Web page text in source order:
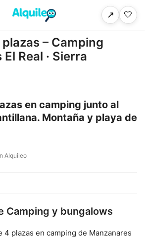
↗ 🤍
– Camping
Real · Sierra
en camping junto al
Montaña y playa de
Alquileo
Camping y bungalows
4 plazas en camping de Manzanares